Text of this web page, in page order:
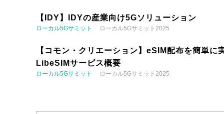
【IDY】IDYの産業向け5Gソリューション
ローカル5Gサミット ローカル5Gサミット2025
【コモン・クリエーション】eSIM配布を簡単に
LibeSIMサービス概要
ローカル5Gサミット ローカル5Gサミット2025